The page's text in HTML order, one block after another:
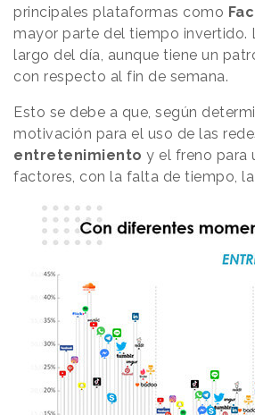
principales plataformas como
mayor parte del tiempo invertido.
largo del día, aunque tiene un
con respecto al fin de semana.
Esto se debe a que, según
motivación para el uso de las
entretenimiento y el freno para
factores, con la falta de tiempo,